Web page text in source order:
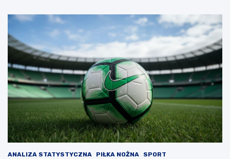
ANALIZA STATYSTYCZNA PIŁKA NOŻNA SPORT